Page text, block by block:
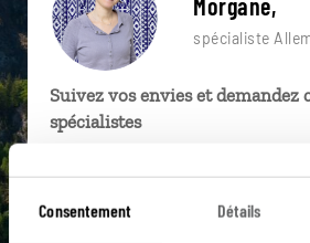
Consentement Détails
spécialiste
Suivez vos envies et demandez
spécialistes